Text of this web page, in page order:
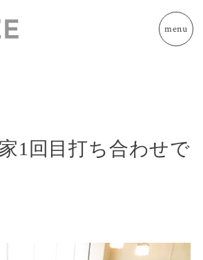
menu
1回目打ち合わせで